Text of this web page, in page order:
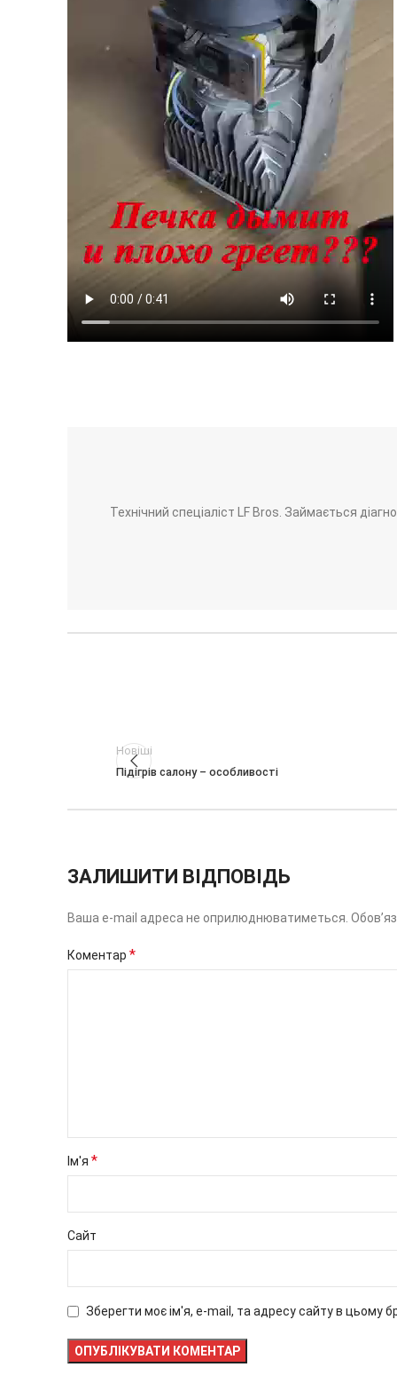
Технічний спеціаліст LF Bros. Займається
Новіші
Підігрів салону – особливості
ЗАЛИШИТИ ВІДПОВІДЬ
Ваша e-mail адреса не оприлюднюватиметься.
Коментар *
Ім'я *
Сайт
Зберегти моє ім'я, e-mail, та адресу сайту в цьому